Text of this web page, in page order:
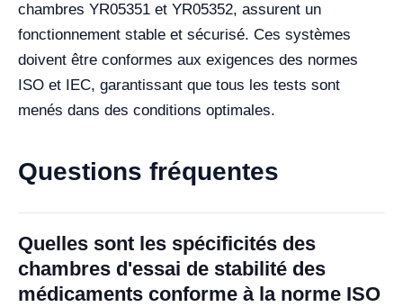
chambres YR05351 et YR05352, assurent un
fonctionnement stable et sécurisé. Ces systèmes
doivent être conformes aux exigences des normes
ISO et IEC, garantissant que tous les tests sont
menés dans des conditions optimales.
Questions fréquentes
Quelles sont les spécificités des
chambres d'essai de stabilité des
médicaments conforme à la norme ISO